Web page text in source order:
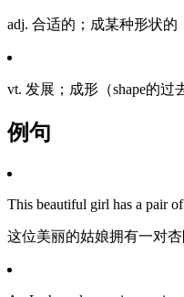
adj. 合适的；成某种形状的
vt. 发展；成形（shape的过
例句
This beautiful girl has a pair
这位美丽的姑娘拥有一对杏